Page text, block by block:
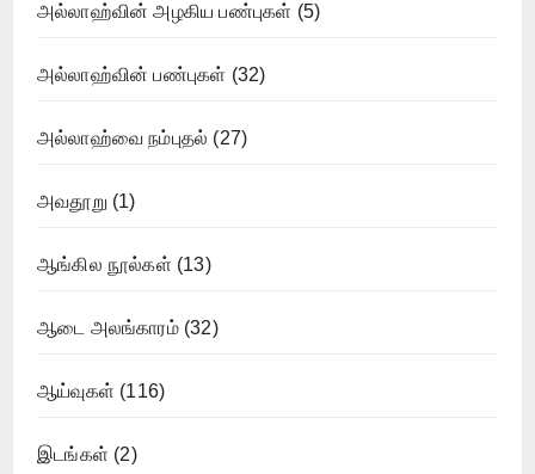
அல்லாஹ்வின் அழகிய பண்புகள் (5)
அல்லாஹ்வின் பண்புகள் (32)
அல்லாஹ்வை நம்புதல் (27)
அவதூறு (1)
ஆங்கில நூல்கள் (13)
ஆடை அலங்காரம்(32)
ஆய்வுகள் (116)
இடங்கள் (2)